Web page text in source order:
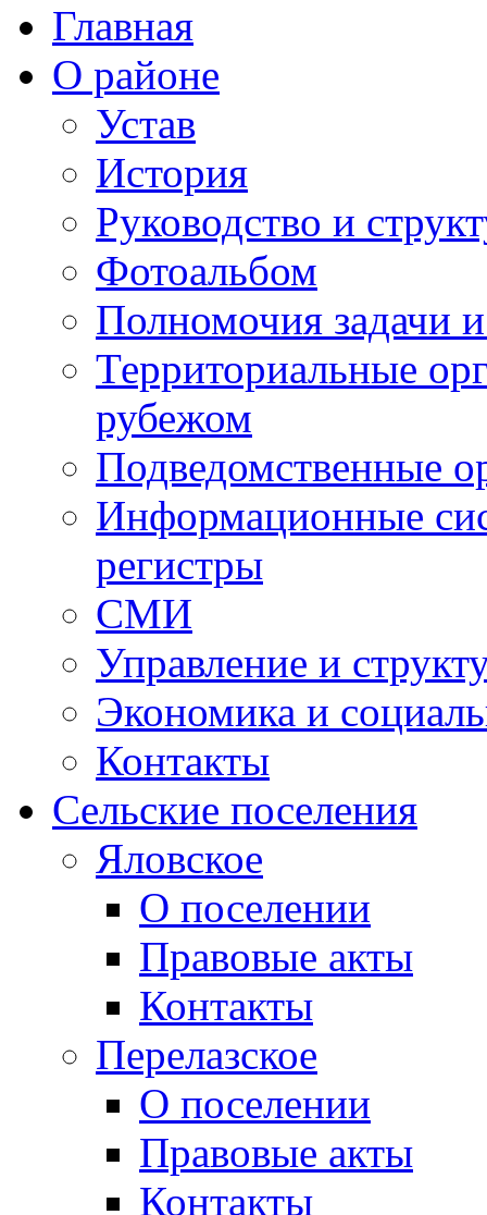
Главная
О районе
Устав
История
Руководство и
Фотоальбом
Полномочия задачи
Территориальные
рубежом
Подведомственные
Информационные
регистры
СМИ
Управление и
Экономика и
Контакты
Сельские поселения
Яловское
О поселении
Правовые акты
Контакты
Перелазское
О поселении
Правовые акты
Контакты